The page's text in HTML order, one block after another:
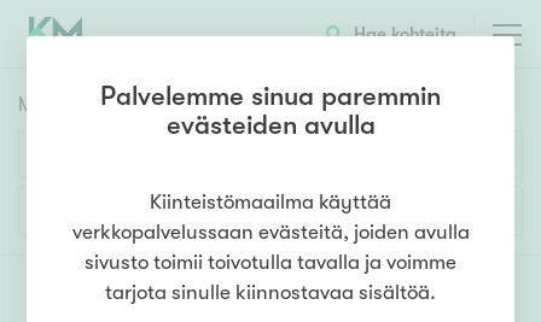
Hae kohteita
Myyntikohteet
1h 2h 3h 4h 5h+
Lisää hakuehtoja
Palvelemme sinua paremmin
evästeiden avulla
Kiinteistömaailma käyttää
verkkopalvelussaan evästeitä, joiden avulla
sivusto toimii toivotulla tavalla ja voimme
tarjota sinulle kiinnostavaa sisältöä.